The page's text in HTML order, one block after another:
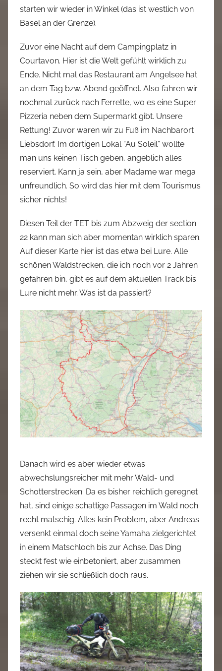
starten wir wieder in Winkel (das ist westlich von
Basel an der Grenze).
Zuvor eine Nacht auf dem Campingplatz in
Courtavon. Hier ist die Welt gefühlt wirklich zu
Ende. Nicht mal das Restaurant am Angelsee hat
an dem Tag bzw. Abend geöffnet. Also fahren wir
nochmal zurück nach Ferrette, wo es eine Super
Pizzeria neben dem Supermarkt gibt. Unsere
Rettung! Zuvor waren wir zu Fuß im Nachbarort
Liebsdorf. Im dortigen Lokal “Au Soleil” wollte
man uns keinen Tisch geben, angeblich alles
reserviert. Kann ja sein, aber Madame war mega
unfreundlich. So wird das hier mit dem Tourismus
sicher nichts!
Diesen Teil der TET bis zum Abzweig der section
22 kann man sich aber momentan wirklich sparen.
Auf dieser Karte hier ist das etwa bei Lure. Alle
schönen Waldstrecken, die ich noch vor 2 Jahren
gefahren bin, gibt es auf dem aktuellen Track bis
Lure nicht mehr. Was ist da passiert?
Danach wird es aber wieder etwas
abwechslungsreicher mit mehr Wald- und
Schotterstrecken. Da es bisher reichlich geregnet
hat, sind einige schattige Passagen im Wald noch
recht matschig. Alles kein Problem, aber Andreas
versenkt einmal doch seine Yamaha zielgerichtet
in einem Matschloch bis zur Achse. Das Ding
steckt fest wie einbetoniert, aber zusammen
ziehen wir sie schließlich doch raus.